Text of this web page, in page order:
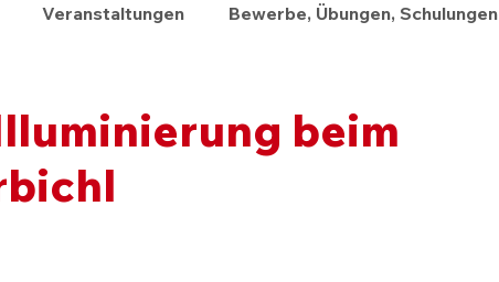
Veranstaltungen Bewerbe, Übungen, Schulungen
beim